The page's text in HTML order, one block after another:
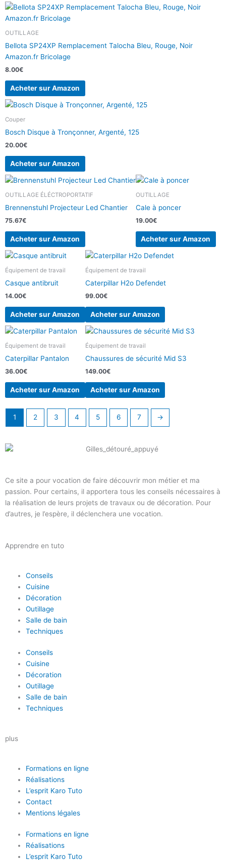
OUTILLAGE
Bellota SP24XP Remplacement Talocha Bleu, Rouge, Noir
Amazon.fr Bricolage
8.00€
Acheter sur Amazon
Couper
Bosch Disque à Tronçonner, Argenté, 125
20.00€
Acheter sur Amazon
OUTILLAGE ÉLÉCTROPORTATIF
Brennenstuhl Projecteur Led Chantier
75.67€
Acheter sur Amazon
OUTILLAGE
Cale à poncer
19.00€
Acheter sur Amazon
Équipement de travail
Casque antibruit
14.00€
Acheter sur Amazon
Équipement de travail
Caterpillar H2o Defendet
99.00€
Acheter sur Amazon
Équipement de travail
Caterpillar Pantalon
36.00€
Acheter sur Amazon
Équipement de travail
Chaussures de sécurité Mid S3
149.00€
Acheter sur Amazon
1 2 3 4 5 6 7 →
Ce site a pour vocation de faire découvrir mon métier et ma
passion. Pour certains, il apportera tous les conseils nécessaires à
la réalisation de leurs projets de travaux ou de décoration. Pour
d’autres, je l’espère, il déclenchera une vocation.
Apprendre en tuto
Conseils
Cuisine
Décoration
Outillage
Salle de bain
Techniques
Conseils
Cuisine
Décoration
Outillage
Salle de bain
Techniques
plus
Formations en ligne
Réalisations
L’esprit Karo Tuto
Contact
Mentions légales
Formations en ligne
Réalisations
L’esprit Karo Tuto